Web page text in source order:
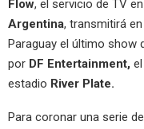
Flow, el servicio de TV
Argentina, transmitirá
Paraguay el último show
por DF Entertainment, el
estadio River Plate.
Para coronar una serie